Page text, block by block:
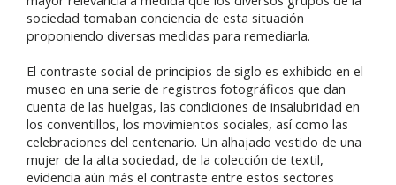
sociedad tomaban conciencia de esta situación
proponiendo diversas medidas para remediarla.
El contraste social de principios de siglo es exhibido en el
museo en una serie de registros fotográficos que dan
cuenta de las huelgas, las condiciones de insalubridad en
los conventillos, los movimientos sociales, así como las
celebraciones del centenario. Un alhajado vestido de una
mujer de la alta sociedad, de la colección de textil,
evidencia aún más el contraste entre estos sectores